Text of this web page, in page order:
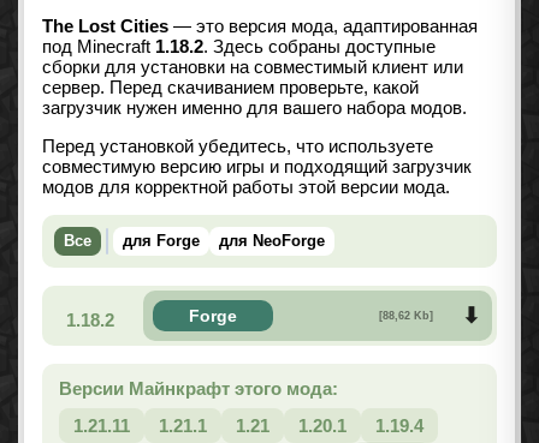
The Lost Cities — это версия мода, адаптированная
под Minecraft 1.18.2. Здесь собраны доступные
сборки для установки на совместимый клиент или
сервер. Перед скачиванием проверьте, какой
загрузчик нужен именно для вашего набора модов.
Перед установкой убедитесь, что используете
совместимую версию игры и подходящий загрузчик
модов для корректной работы этой версии мода.
Все для Forge для NeoForge
1.18.2 Forge [88,62 Kb]
Версии Майнкрафт этого мода:
1.21.11
1.21.1 1.21 1.20.1
1.19.4